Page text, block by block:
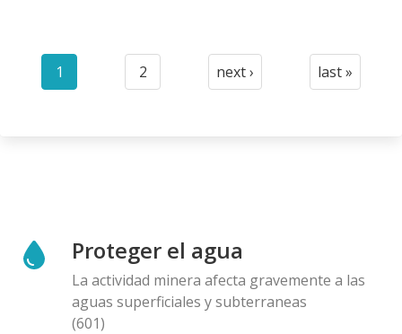
Paginación
Current
1
Page
2
Next
next ›
Last
last »
Proteger el agua
La actividad minera afecta gravemente a las
aguas superficiales y subterraneas
(601)